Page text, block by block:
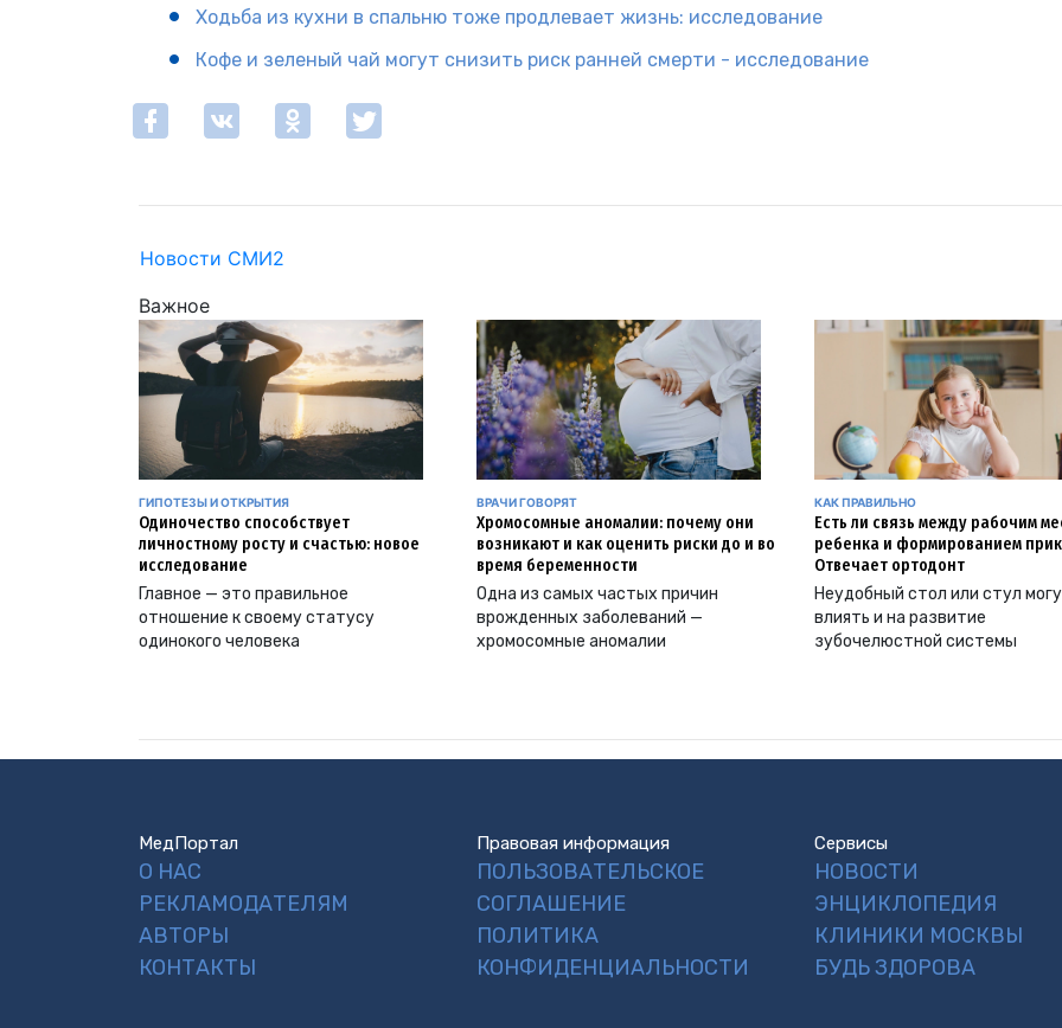
Ходьба из кухни в спальню тоже продлевает жизнь: исследование
Кофе и зеленый чай могут снизить риск ранней смерти - исследование
Новости СМИ2
Важное
ГИПОТЕЗЫ И ОТКРЫТИЯ
Одиночество способствует
личностному росту и счастью: новое
исследование
Главное — это правильное
отношение к своему статусу
одинокого человека
ВРАЧИ ГОВОРЯТ
Хромосомные аномалии: почему они
возникают и как оценить риски до и во
время беременности
Одна из самых частых причин
врожденных заболеваний —
хромосомные аномалии
КАК ПРАВИЛЬНО
Есть ли связь между рабочим
ребенка и формированием
Отвечает ортодонт
Неудобный стол или стул
влиять и на развитие
зубочелюстной системы
МедПортал
О НАС
РЕКЛАМОДАТЕЛЯМ
АВТОРЫ
КОНТАКТЫ
Правовая информация
ПОЛЬЗОВАТЕЛЬСКОЕ
СОГЛАШЕНИЕ
ПОЛИТИКА
КОНФИДЕНЦИАЛЬНОСТИ
Сервисы
НОВОСТИ
ЭНЦИКЛОПЕДИЯ
КЛИНИКИ МОСКВЫ
БУДЬ ЗДОРОВА